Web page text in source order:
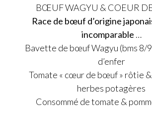
BŒUF WAGYU & COEUR
Race de bœuf d’origine
incomparable …
Bavette de bœuf Wagyu (bms 8/
d’enfer
Tomate « cœur de bœuf » rôtie
herbes potagères
Consommé de tomate &